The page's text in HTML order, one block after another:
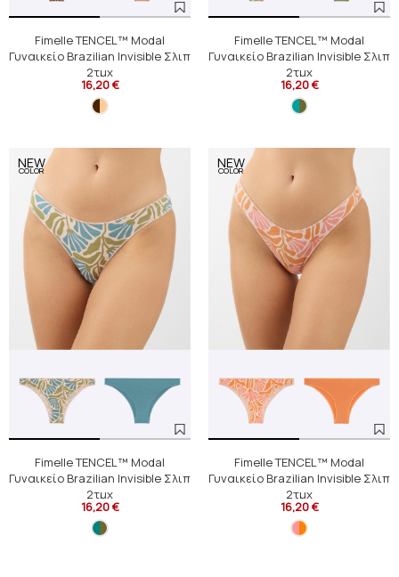
Fimelle TENCEL™ Modal
Γυναικείο Brazilian Invisible Σλιπ
2τμχ
16,20 €
Fimelle TENCEL™ Modal
Γυναικείο Brazilian Invisible Σλιπ
2τμχ
16,20 €
NEW
COLOR
Fimelle TENCEL™ Modal
Γυναικείο Brazilian Invisible Σλιπ
2τμχ
16,20 €
NEW
COLOR
Fimelle TENCEL™ Modal
Γυναικείο Brazilian Invisible Σλιπ
2τμχ
16,20 €